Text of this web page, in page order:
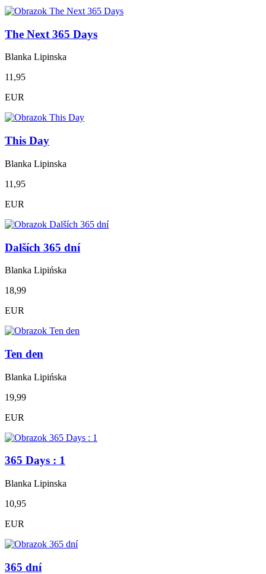
The Next 365 Days
Blanka Lipinska
11,95
EUR
This Day
Blanka Lipinska
11,95
EUR
Dalších 365 dní
Blanka Lipińska
18,99
EUR
Ten den
Blanka Lipińska
19,99
EUR
365 Days : 1
Blanka Lipinska
10,95
EUR
365 dní